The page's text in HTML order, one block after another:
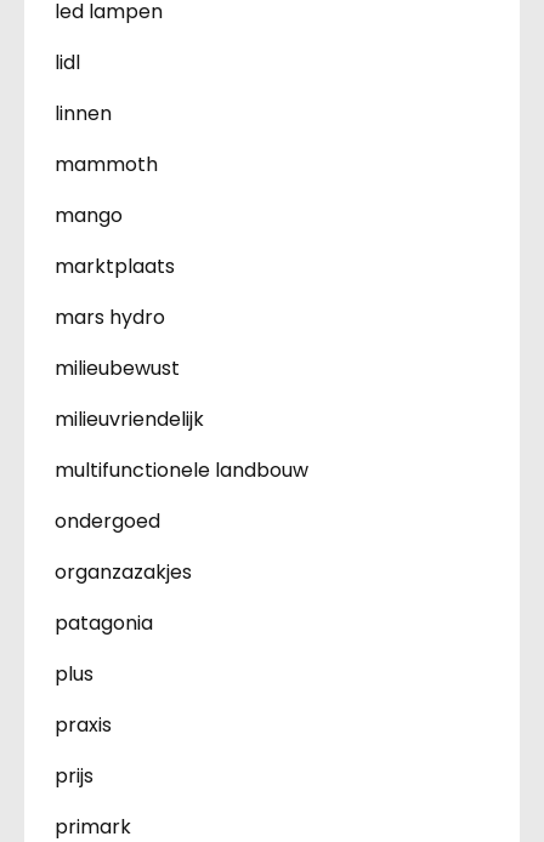
led lampen
lidl
linnen
mammoth
mango
marktplaats
mars hydro
milieubewust
milieuvriendelijk
multifunctionele landbouw
ondergoed
organzazakjes
patagonia
plus
praxis
prijs
primark